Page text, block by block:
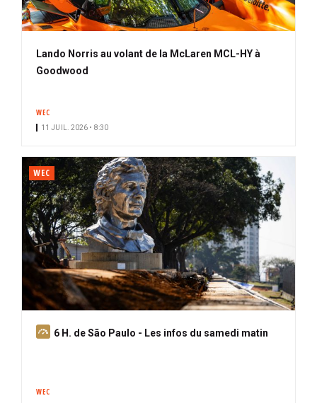
Lando Norris au volant de la McLaren MCL-HY à
Goodwood
WEC
11 JUIL. 2026 • 8:30
WEC
A
6 H. de São Paulo - Les infos du samedi matin
WEC